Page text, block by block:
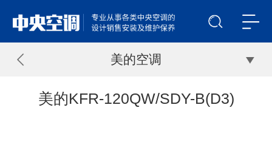
美的空调
美的KFR-120QW/SDY-B(D3)